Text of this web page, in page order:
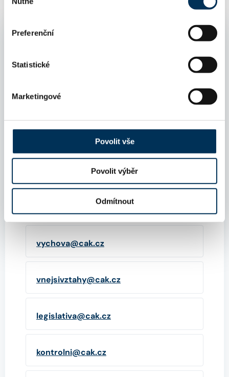
souhlasu
Preferenční
Statistické
Marketingové
Povolit vše
Povolit výběr
Odmítnout
sekretariat@cak.cz
hospodarsky@cak.cz
international@cak.cz
vychova@cak.cz
vnejsivztahy@cak.cz
legislativa@cak.cz
kontrolni@cak.cz